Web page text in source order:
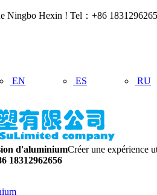
Ningbo Hexin ! Tel：+86
EN ES RU
d'aluminiumCréer une expérience
18312962656